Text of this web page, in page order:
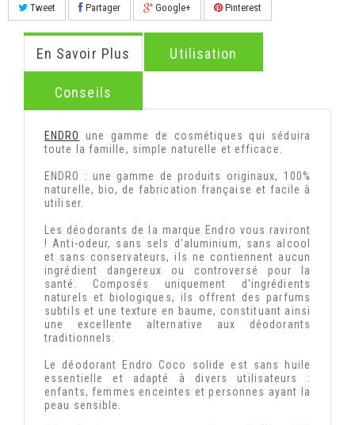
Tweet Partager Google+ Pinterest
En Savoir Plus Utilisation
Conseils
ENDRO
une gamme de cosmétiques qui séduira
toute la famille, simple naturelle et efficace.
ENDRO : une gamme de produits originaux, 100%
naturelle, bio, de fabrication française et facile à
utiliser.
Les déodorants de la marque Endro vous raviront
! Anti-odeur, sans sels d'aluminium, sans alcool
et sans conservateurs, ils ne contiennent aucun
ingrédient dangereux ou controversé pour la
santé. Composés uniquement d'ingrédients
naturels et biologiques, ils offrent des parfums
subtils et une texture en baume, constituant ainsi
une excellente alternative aux déodorants
traditionnels.
Le déodorant Endro Coco solide est sans huile
essentielle et adapté à divers utilisateurs :
enfants, femmes enceintes et personnes ayant la
peau sensible.